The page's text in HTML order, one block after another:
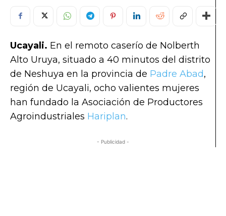
Ucayali. En el remoto caserío de Nolberth
Alto Uruya, situado a 40 minutos del distrito
de Neshuya en la provincia de Padre Abad,
región de Ucayali, ocho valientes mujeres
han fundado la Asociación de Productores
Agroindustriales Hariplan.
- Publicidad -